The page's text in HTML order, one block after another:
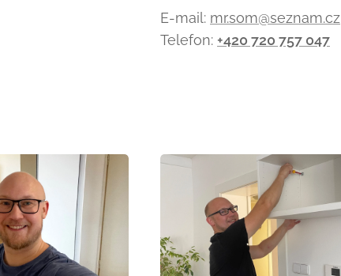
E-mail: mr.som@seznam.cz
Telefon: +420 720 757 047